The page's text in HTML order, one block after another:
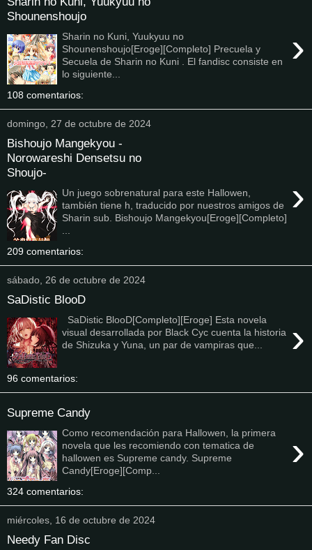
Shounenshoujo
›
Sharin no Kuni, Yuukyuu no
Shounenshoujo[Eroge][Completo] Precuela y
Secuela de Sharin no Kuni . El fandisc consiste en
lo siguiente...
108 comentarios:
domingo, 27 de octubre de 2024
Bishoujo Mangekyou -
Norowareshi Densetsu no
Shoujo-
›
Un juego sobrenatural para este Hallowen,
también tiene h, traducido por nuestros amigos de
Sharin sub. Bishoujo Mangekyou[Eroge][Completo]
209 comentarios:
sábado, 26 de octubre de 2024
SaDistic BlooD
›
SaDistic BlooD[Completo][Eroge] Esta novela
visual desarrollada por Black Cyc cuenta la historia
de Shizuka y Yuna, un par de vampiras que...
96 comentarios:
Supreme Candy
›
Como recomendación para Hallowen, la primera
novela que les recomiendo con tematica de
hallowen es Supreme candy. Supreme
Candy[Eroge][Comp...
324 comentarios:
miércoles, 16 de octubre de 2024
Needy Fan Disc